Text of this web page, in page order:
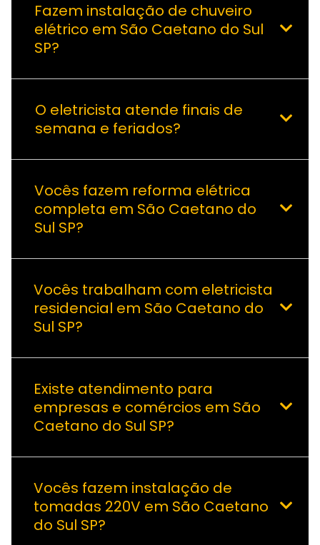
Fazem instalação de chuveiro
elétrico em São Caetano do Sul
SP?
O eletricista atende finais de
semana e feriados?
Vocês fazem reforma elétrica
completa em São Caetano do
Sul SP?
Vocês trabalham com eletricista
residencial em São Caetano do
Sul SP?
Existe atendimento para
empresas e comércios em São
Caetano do Sul SP?
Vocês fazem instalação de
tomadas 220V em São Caetano
do Sul SP?